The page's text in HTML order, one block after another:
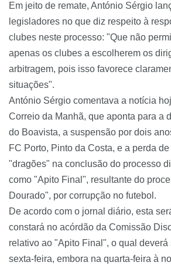
Em jeito de remate, António Sérgio
legisladores no que diz respeito à
clubes neste processo: "Que não
apenas os clubes a escolherem os
arbitragem, pois isso favorece
situações".
António Sérgio comentava a notícia
Correio da Manhã, que aponta para a
do Boavista, a suspensão por dois
FC Porto, Pinto da Costa, e a perda
"dragões" na conclusão do processo
como "Apito Final", resultante do
Dourado", por corrupção no futebol.
De acordo com o jornal diário, esta
constará no acórdão da Comissão
relativo ao "Apito Final", o qual deverá
sexta-feira, embora na quarta-feira à